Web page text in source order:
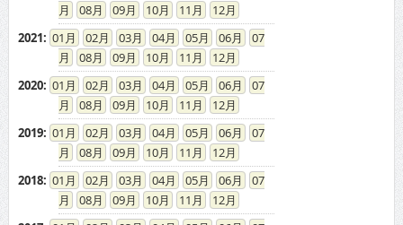
08
09 10 11
12
2021: 01 02 03 04 05 06
07
08
09 10 11
12
2020: 01 02 03 04 05 06
07
08
09 10 11
12
2019: 01 02 03 04 05 06
07
08
09 10 11
12
2018: 01 02 03 04 05 06
07
08
09 10 11
12